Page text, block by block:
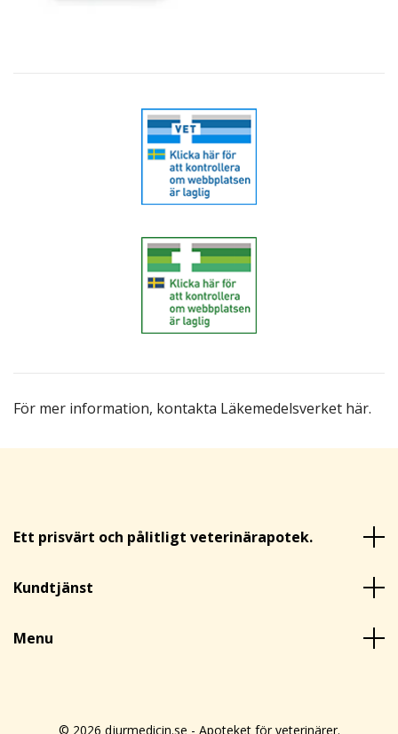
För mer information, kontakta Läkemedelsverket här.
Ett prisvärt och pålitligt veterinärapotek.
Kundtjänst
Menu
© 2026 djurmedicin.se - Apoteket för veterinärer.